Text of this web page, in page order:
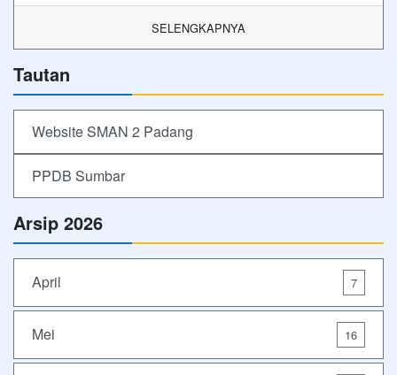
SELENGKAPNYA
Tautan
Website SMAN 2 Padang
PPDB Sumbar
Arsip 2026
April 7
Mei 16